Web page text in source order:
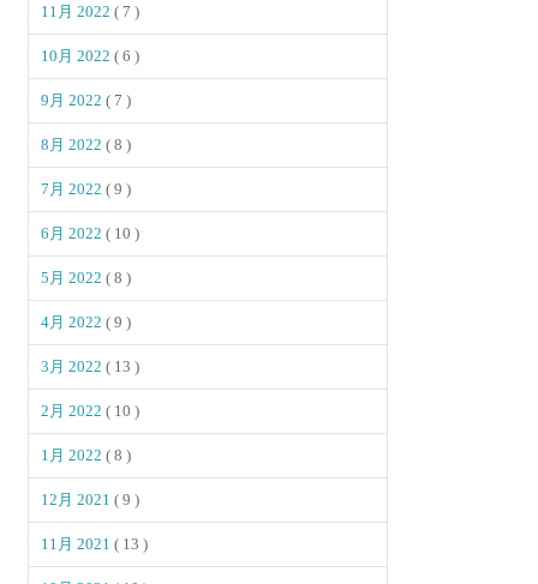
11月 2022( 7 )
10月 2022( 6 )
9月 2022( 7 )
8月 2022( 8 )
7月 2022( 9 )
6月 2022( 10 )
5月 2022( 8 )
4月 2022( 9 )
3月 2022( 13 )
2月 2022( 10 )
1月 2022( 8 )
12月 2021( 9 )
11月 2021( 13 )